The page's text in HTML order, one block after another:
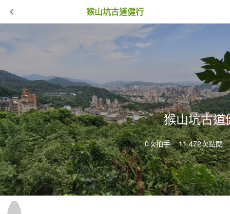
猴山坑古道健行
猴山坑古道
0次拍手 11,472次點閱